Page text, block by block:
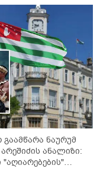
ნაურუმ
ანალიზი: